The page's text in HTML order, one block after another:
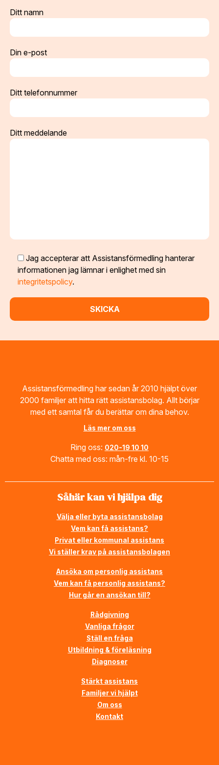
Ditt namn
Din e-post
Ditt telefonnummer
Ditt meddelande
Jag accepterar att Assistansförmedling hanterar
informationen jag lämnar i enlighet med sin
integritetspolicy.
Assistansförmedling har sedan år 2010 hjälpt över
2000 familjer att hitta rätt assistansbolag. Allt börjar
med ett samtal får du berättar om dina behov.
Läs mer om oss
Ring oss: 020-19 10 10
Chatta med oss: mån-fre kl. 10-15
Såhär kan vi hjälpa dig
Välja eller byta assistansbolag
Vem kan få assistans?
Privat eller kommunal assistans
Vi ställer krav på assistansbolagen
Ansöka om personlig assistans
Vem kan få personlig assistans?
Hur går en ansökan till?
Rådgivning
Vanliga frågor
Ställ en fråga
Utbildning & föreläsning
Diagnoser
Stärkt assistans
Familjer vi hjälpt
Om oss
Kontakt